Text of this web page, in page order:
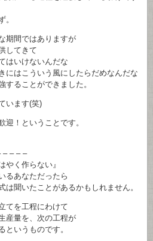
間ではありますが
してきて
いけないんだな
はこういう風にしたらだめなんだな
ることができました。
います(笑)
！ということです。
– – –
く作らない』
あなただったら
聞いたことがあるかもしれません。
を工程にわけて
量を、次の工程が
いうものです。